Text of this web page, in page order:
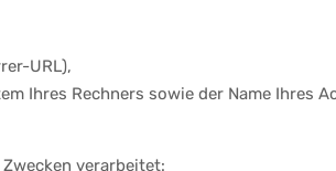
URL),
Ihres Rechners sowie der Name Ihres
verarbeitet: